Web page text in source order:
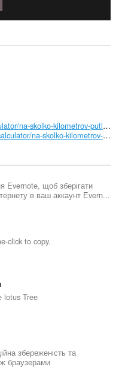
http://v-airport.com/calculator/na-skolko-kilometrov-puti-xvataet-polnogo-baka.html
http://v-airport.com/calculator/na-skolko-kilometrov-puti-xvataet-polnogo-baka.html
Evernote, щоб зберігати
в ваш аккаунт Evern...
click to copy.
lotus Tree
збереженість та
браузерами